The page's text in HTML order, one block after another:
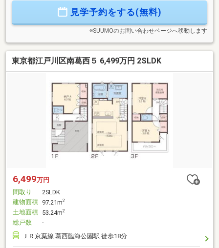
様の『住まい』と『暮らし』の安心と安全を守るサービスを
見学予約をする(無料)
※SUUMOのお問い合わせページへ移動します
東京都江戸川区南葛西５ 6,499万円 2SLDK
6,499万円
間取り
2SLDK
建物面積 97.21m2
土地面積 53.24m2
総戸数
-
ＪＲ京葉線 葛西臨海公園駅 徒歩18分